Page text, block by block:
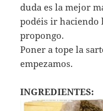
duda es la mejor
podéis ir haciendo
propongo.
Poner a tope la
empezamos.
INGREDIENTES: